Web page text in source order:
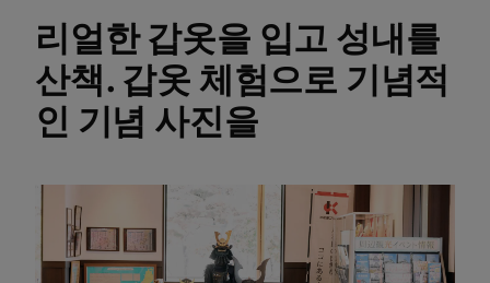
리얼한 갑옷을 입고 성내를
산책. 갑옷 체험으로 기념적
인 기념 사진을